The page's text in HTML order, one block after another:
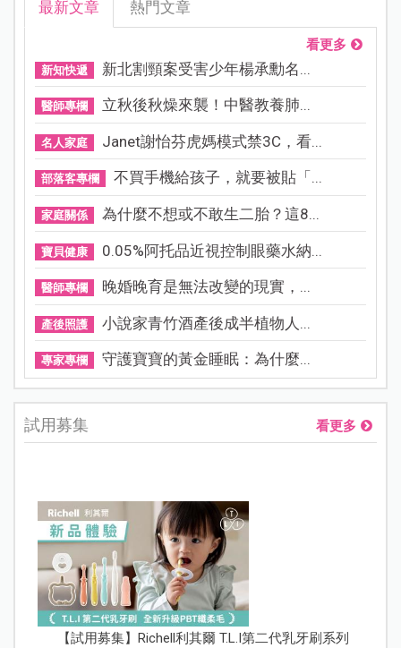
最新文章 熱門文章
看更多
新知快遞 新北割頸案受害少年楊承勳名...
醫師專欄 立秋後秋燥來襲！中醫教養肺...
名人家庭 Janet謝怡芬虎媽模式禁3C，看...
部落客專欄 不買手機給孩子，就要被貼「...
家庭關係 為什麼不想或不敢生二胎？這8...
寶貝健康 0.05%阿托品近視控制眼藥水納...
醫師專欄 晚婚晚育是無法改變的現實，...
產後照護 小說家青竹酒產後成半植物人...
專家專欄 守護寶寶的黃金睡眠：為什麼...
試用募集 看更多
【試用募集】Richell利其爾 T.L.I第二代乳牙刷系列